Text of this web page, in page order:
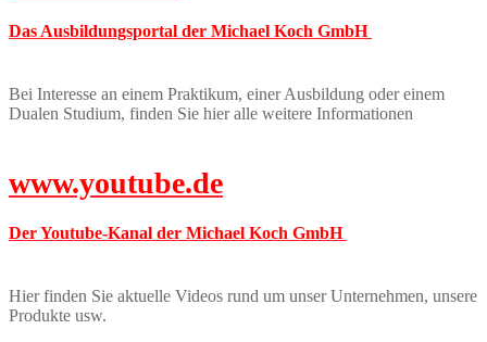
Das Ausbildungsportal der Michael Koch GmbH
Bei Interesse an einem Praktikum, einer Ausbildung oder einem
Dualen Studium, finden Sie hier alle weitere Informationen
www.youtube.de
Der Youtube-Kanal der Michael Koch GmbH
Hier finden Sie aktuelle Videos rund um unser Unternehmen, unsere
Produkte usw.